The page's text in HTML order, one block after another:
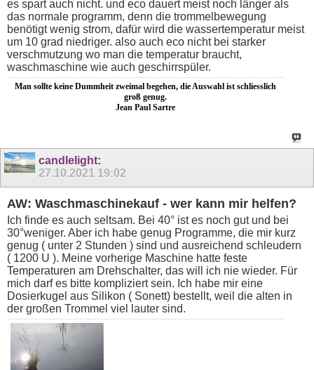
es spart auch nicht. und eco dauert meist noch länger als
das normale programm, denn die trommelbewegung
benötigt wenig strom, dafür wird die wassertemperatur meist
um 10 grad niedriger. also auch eco nicht bei starker
verschmutzung wo man die temperatur braucht,
waschmaschine wie auch geschirrspüler.
Man sollte keine Dummheit zweimal begehen, die Auswahl ist schliesslich
groß genug.
Jean Paul Sartre
candlelight:
27.10.2021 19:02
AW: Waschmaschinekauf - wer kann mir helfen?
Ich finde es auch seltsam. Bei 40° ist es noch gut und bei
30°weniger. Aber ich habe genug Programme, die mir kurz
genug ( unter 2 Stunden ) sind und ausreichend schleudern
( 1200 U ). Meine vorherige Maschine hatte feste
Temperaturen am Drehschalter, das will ich nie wieder. Für
mich darf es bitte kompliziert sein. Ich habe mir eine
Dosierkugel aus Silikon ( Sonett) bestellt, weil die alten in
der großen Trommel viel lauter sind.